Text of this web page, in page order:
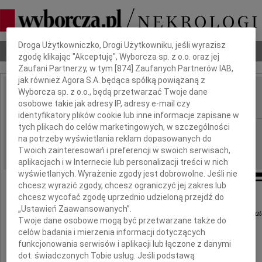
Nekrologi Odeszli Poradnik pogrzebowy
IMIĘ I NAZWISKO: Marek Śnihur
REGION: Wrocław
DATA EMISJI: 07.01.2022
"Dla świata byłeś tylko cząstką, dla Nas całym
Z ogromnym żalem zawiadamiamy,
że dnia 30 grudnia 2021 roku,
Dbamy o Twoją prywatność
Droga Użytkowniczko, Drogi Użytkowniku, jeśli wyrazisz
zgodę klikając "Akceptuję", Wyborcza sp. z o.o. oraz jej
Zaufani Partnerzy, w tym [874] Zaufanych Partnerów IAB,
jak również Agora S.A. będąca spółką powiązaną z
Wyborcza sp. z o.o., będą przetwarzać Twoje dane
osobowe takie jak adresy IP, adresy e-mail czy
identyfikatory plików cookie lub inne informacje zapisane w
tych plikach do celów marketingowych, w szczególności
na potrzeby wyświetlania reklam dopasowanych do
Twoich zainteresowań i preferencji w swoich serwisach,
aplikacjach i w Internecie lub personalizacji treści w nich
wyświetlanych. Wyrażenie zgody jest dobrowolne. Jeśli nie
chcesz wyrazić zgody, chcesz ograniczyć jej zakres lub
chcesz wycofać zgodę uprzednio udzieloną przejdź do
„Ustawień Zaawansowanych”.
Twoje dane osobowe mogą być przetwarzane także do
celów badania i mierzenia informacji dotyczących
funkcjonowania serwisów i aplikacji lub łączone z danymi
dot. świadczonych Tobie usług. Jeśli podstawą